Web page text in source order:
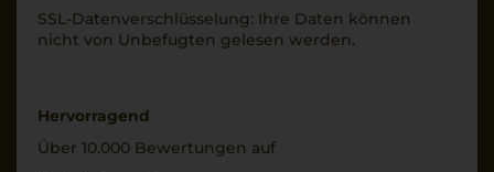
Restsüße
0,75 L
SSL-Daten­verschlüs­selung: Ihre Daten können
nicht von Unbe­fugten gelesen werden.
Hervorragend
Über 10.000 Bewertungen auf